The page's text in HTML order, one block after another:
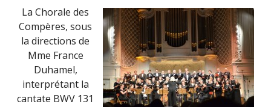
La Chorale des
Compères, sous
la directions de
Mme France
Duhamel,
interprétant la
cantate BWV 131